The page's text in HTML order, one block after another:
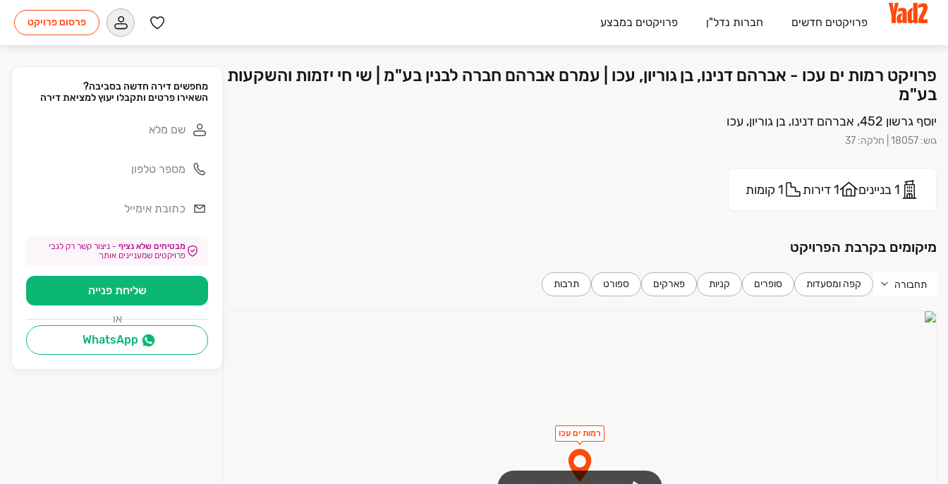
פרויקטים חדשים חברות נדל"ן פרויקטים במבצע פרסום פרויקט
פרויקט רמות ים עכו - אברהם דנינו, בן גוריון, עכו | עמרם אברהם חברה לבנין בע"מ | שי חי יזמות והשקעות
בע"מ
יוסף גרשון 452, אברהם דנינו, בן גוריון, עכו
גוש:
18057 חלקה:
37
1 בניינים 1 דירות 1 קומות
מיקומים בקרבת הפרויקט
תחבורה קפה ומסעדות סופרים קניות פארקים ספורט תרבות
רמות ים עכו
השאירו פרטים ותקבלו יעוץ למציאת דירה
מבטיחים שלא נציף - ניצור קשר רק לגבי
פרויקטים שמעניינים אותך
שליחת פנייה
או
WhatsApp